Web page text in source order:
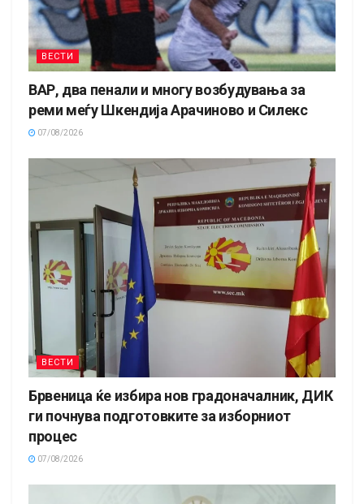
ВЕСТИ
ВАР, два пенали и многу возбудувања за
реми меѓу Шкендија Арачиново и Силекс
07/08/2026
ВЕСТИ
Брвеница ќе избира нов градоначалник, ДИК
ги почнува подготовките за изборниот
процес
07/08/2026